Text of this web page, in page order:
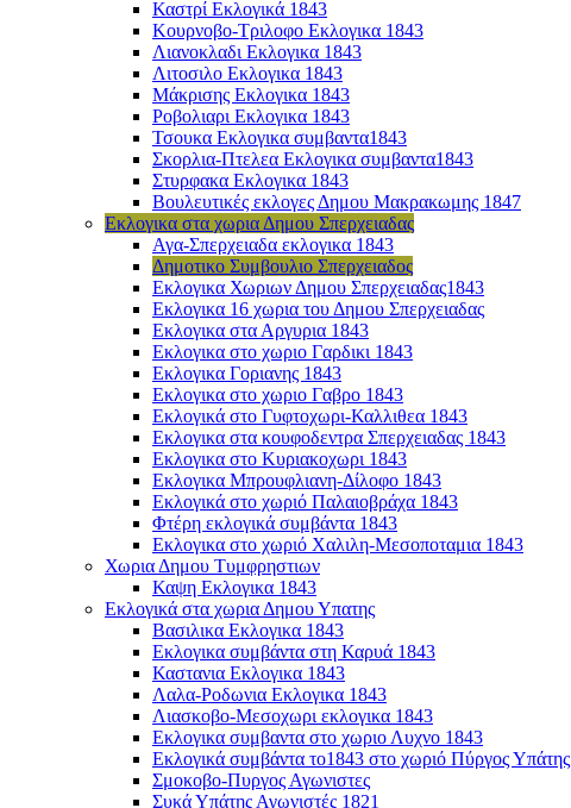
Καστρί Εκλογικά 1843
Κουρνοβο-Τριλοφο Εκλογικα 1843
Λιανοκλαδι Εκλογικα 1843
Λιτοσιλο Εκλογικα 1843
Μάκρισης Εκλογικα 1843
Ροβολιαρι Εκλογικα 1843
Τσουκα Εκλογικα συμβαντα1843
Σκορλια-Πτελεα Εκλογικα συμβαντα1843
Στυρφακα Εκλογικα 1843
Βουλευτικές εκλογες Δημου Μακρακωμης 1847
Εκλογικα στα χωρια Δημου Σπερχειαδας
Αγα-Σπερχειαδα εκλογικα 1843
Δημοτικο Συμβουλιο Σπερχειαδος
Εκλογικα Χωριων Δημου Σπερχειαδας1843
Εκλογικα 16 χωρια του Δημου Σπερχειαδας
Εκλογικα στα Αργυρια 1843
Εκλογικα στο χωριο Γαρδικι 1843
Εκλογικα Γοριανης 1843
Εκλογικα στο χωριο Γαβρο 1843
Εκλογικά στο Γυφτοχωρι-Καλλιθεα 1843
Εκλογικα στα κουφοδεντρα Σπερχειαδας 1843
Εκλογικα στο Κυριακοχωρι 1843
Εκλογικα Μπρουφλιανη-Δίλοφο 1843
Εκλογικά στο χωριό Παλαιοβράχα 1843
Φτέρη εκλογικά συμβάντα 1843
Εκλογικα στο χωριό Χαλιλη-Μεσοποταμια 1843
Χωρια Δημου Τυμφρηστιων
Καψη Εκλογικα 1843
Εκλογικά στα χωρια Δημου Υπατης
Βασιλικα Εκλογικα 1843
Εκλογικα συμβάντα στη Καρυά 1843
Καστανια Εκλογικα 1843
Λαλα-Ροδωνια Εκλογικα 1843
Λιασκοβο-Μεσοχωρι εκλογικα 1843
Εκλογικα συμβαντα στο χωριο Λυχνο 1843
Εκλογικά συμβάντα το1843 στο χωριό Πύργος Υπάτης
Σμοκοβο-Πυργος Αγωνιστες
Συκά Υπάτης Αγωνιστές 1821